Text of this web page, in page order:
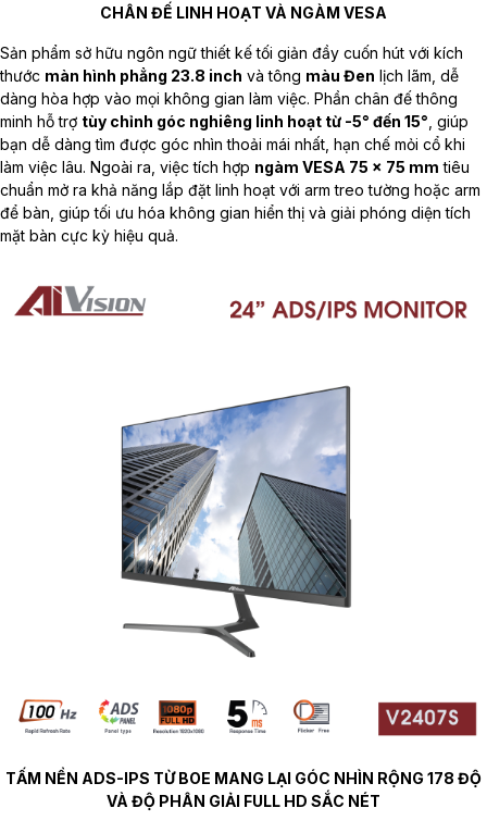
CHÂN ĐẾ LINH HOẠT VÀ NGÀM VESA
Sản phẩm sở hữu ngôn ngữ thiết kế tối giản đầy cuốn hút với kích
thước màn hình phẳng 23.8 inch và tông màu Đen lịch lãm, dễ
dàng hòa hợp vào mọi không gian làm việc. Phần chân đế thông
minh hỗ trợ tùy chỉnh góc nghiêng linh hoạt từ -5° đến 15° , giúp
bạn dễ dàng tìm được góc nhìn thoải mái nhất, hạn chế mỏi cổ khi
làm việc lâu. Ngoài ra, việc tích hợp ngàm VESA 75 x 75 mm tiêu
chuẩn mở ra khả năng lắp đặt linh hoạt với arm treo tường hoặc arm
để bàn, giúp tối ưu hóa không gian hiển thị và giải phóng diện tích
mặt bàn cực kỳ hiệu quả.
TẤM NỀN ADS-IPS TỪ BOE MANG LẠI GÓC NHÌN RỘNG 178 ĐỘ
VÀ ĐỘ PHÂN GIẢI FULL HD SẮC NÉT